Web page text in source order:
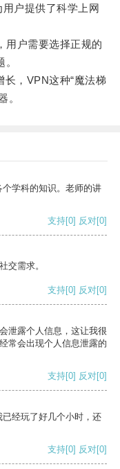
户提供了科学上网
户需要选择正规的
，VPN这种“魔法梯
。
学科的知识。老师的讲
支持[0] 反对[0]
交需求。
支持[0] 反对[0]
泄露个人信息，这让我很
常会出现个人信息泄露的
支持[0] 反对[0]
经玩了好几个小时，还
支持[0] 反对[0]